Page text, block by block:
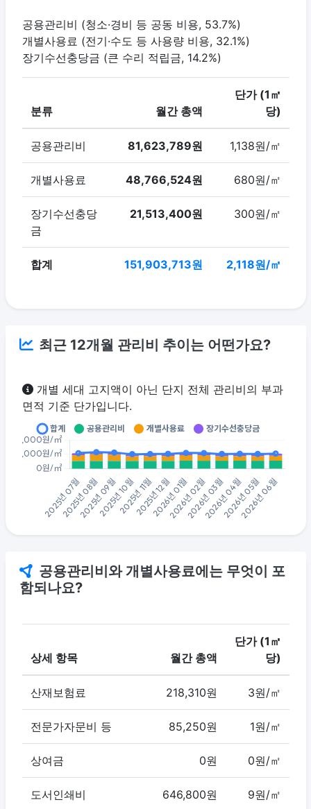
공용관리비 (청소·경비 등 공동 비용, 53.7%)
개별사용료 (전기·수도 등 사용량 비용, 32.1%)
장기수선충당금 (큰 수리 적립금, 14.2%)
분류 월간 총액
단가 (1㎡
당)
공용관리비 81,623,789원 1,138원/㎡
개별사용료 48,766,524원 680원/㎡
장기수선충당
금
21,513,400원 300원/㎡
합계 151,903,713원 2,118원/㎡
최근 12개월 관리비 추이는 어떤가요?
개별 세대 고지액이 아닌 단지 전체 관리비의 부과
면적 기준 단가입니다.
공용관리비와 개별사용료에는 무엇이 포
함되나요?
상세 항목 월간 총액
단가 (1㎡
당)
산재보험료 218,310원 3원/㎡
전문가자문비 등 85,250원 1원/㎡
상여금 0원 0원/㎡
도서인쇄비 646,800원 9원/㎡